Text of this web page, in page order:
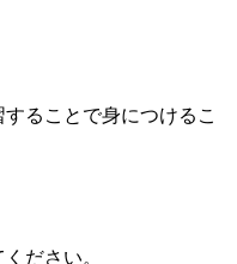
ることで身につけるこ
ださい。